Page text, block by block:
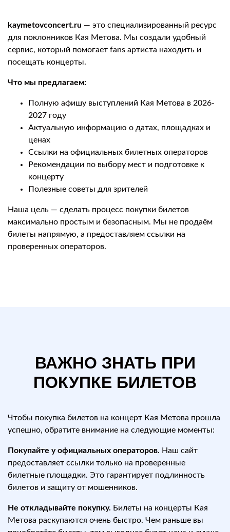
kaymetovconcert.ru — это специализированный ресурс
для поклонников Кая Метова. Мы создали удобный
сервис, который помогает fans артиста находить и
посещать концерты.
Что мы предлагаем:
Полную афишу выступлений Кая Метова в 2026-
2027 году
Актуальную информацию о датах, площадках и
ценах
Ссылки на официальных билетных операторов
Рекомендации по выбору мест и подготовке к
концерту
Полезные советы для зрителей
Наша цель — сделать процесс покупки билетов
максимально простым и безопасным. Мы не продаём
билеты напрямую, а предоставляем ссылки на
проверенных операторов.
ВАЖНО ЗНАТЬ ПРИ
ПОКУПКЕ БИЛЕТОВ
Чтобы покупка билетов на концерт Кая Метова прошла
успешно, обратите внимание на следующие моменты:
Покупайте у официальных операторов. Наш сайт
предоставляет ссылки только на проверенные
билетные площадки. Это гарантирует подлинность
билетов и защиту от мошенников.
Не откладывайте покупку. Билеты на концерты Кая
Метова раскупаются очень быстро. Чем раньше вы